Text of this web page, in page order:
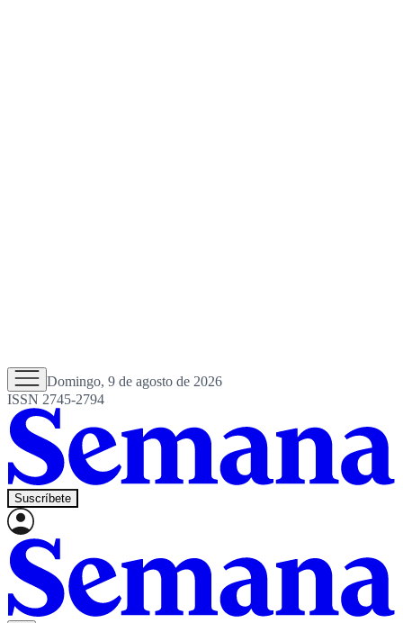
Domingo, 9 de agosto de 2026
ISSN 2745-2794
Suscríbete